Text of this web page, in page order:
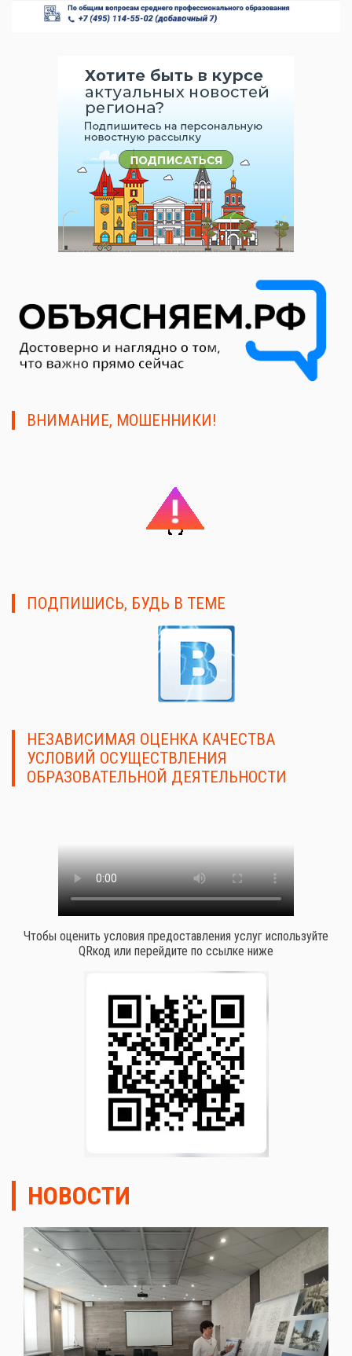
ВНИМАНИЕ, МОШЕННИКИ!
ПОДПИШИСЬ, БУДЬ В ТЕМЕ
НЕЗАВИСИМАЯ ОЦЕНКА КАЧЕСТВА
УСЛОВИЙ ОСУЩЕСТВЛЕНИЯ
ОБРАЗОВАТЕЛЬНОЙ ДЕЯТЕЛЬНОСТИ
Чтобы оценить условия предоставления услуг используйте
QRкод или перейдите по ссылке ниже
НОВОСТИ